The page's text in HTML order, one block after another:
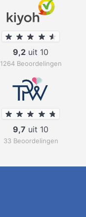
9,2 uit 10
1264 Beoordelingen
9,7 uit 10
33 Beoordelingen